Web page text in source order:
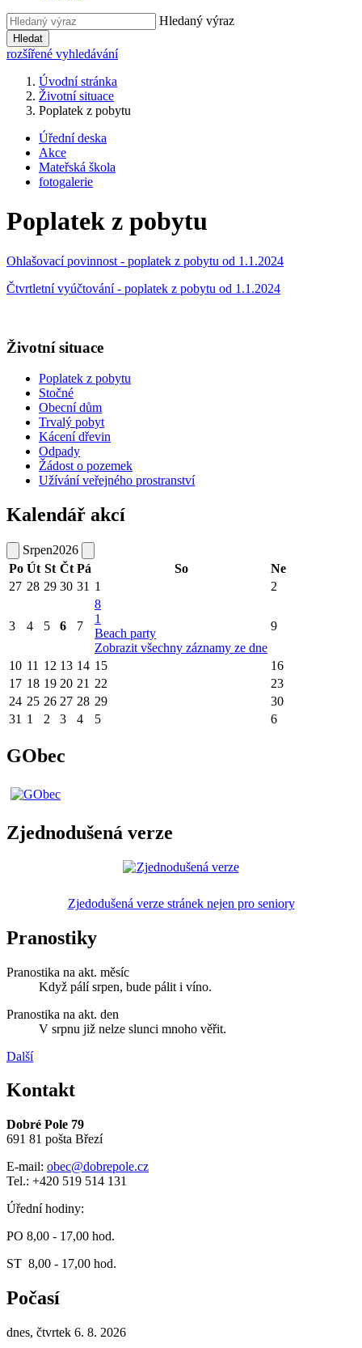
Hledaný výraz
Hledat
rozšířené vyhledávání
Úvodní stránka
Životní situace
Poplatek z pobytu
Úřední deska
Akce
Mateřská škola
fotogalerie
Poplatek z pobytu
Ohlašovací povinnost - poplatek z pobytu od 1.1.2024
Čtvrtletní vyúčtování - poplatek z pobytu od 1.1.2024
Životní situace
Poplatek z pobytu
Stočné
Obecní dům
Trvalý pobyt
Kácení dřevin
Odpady
Žádost o pozemek
Užívání veřejného prostranství
Kalendář akcí
Srpen2026
Po Út St Čt Pá So
Ne
27 28 29 30 31 1 2
3 4 5 6 7
8
1
Beach party
Zobrazit všechny záznamy ze dne
9
10 11 12 13 14 15
16
17 18 19 20 21 22
23
24 25 26 27 28 29
30
31 1 2 3 4 5 6
GObec
Zjednodušená verze
Zjedodušená verze stránek nejen pro seniory
Pranostiky
Pranostika na akt. měsíc
Když pálí srpen, bude pálit i víno.
Pranostika na akt. den
V srpnu již nelze slunci mnoho věřit.
Další
Kontakt
Dobré Pole 79
691 81 pošta Březí
E-mail: obec@dobrepole.cz
Tel.: +420 519 514 131
Úřední hodiny:
PO 8,00 - 17,00 hod.
ST 8,00 - 17,00 hod.
Počasí
dnes, čtvrtek 6. 8. 2026